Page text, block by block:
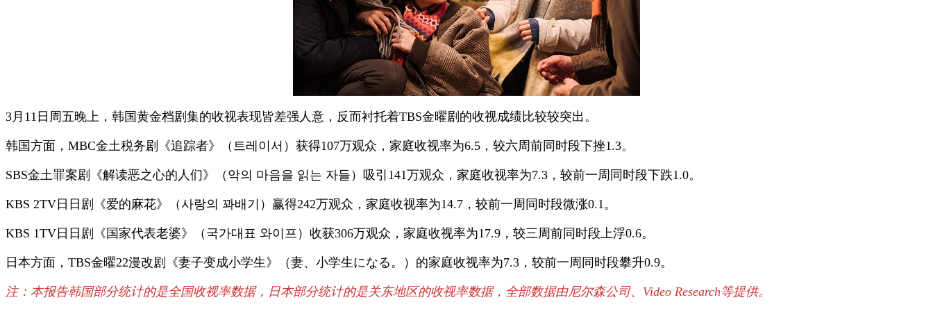
3月11日周五晚上，韩国黄金档剧集的收视表现皆差强人意，反而衬托着TBS金曜剧的收视成绩比较较突出。
韩国方面，MBC金土税务剧《追踪者》（트레이서）获得107万观众，家庭收视率为6.5，较六周前同时段下挫1.3。
SBS金土罪案剧《解读恶之心的人们》（악의 마음을 읽는 자들）吸引141万观众，家庭收视率为7.3，较前一周同时段下跌1.0。
KBS 2TV日日剧《爱的麻花》（사랑의 꽈배기）赢得242万观众，家庭收视率为14.7，较前一周同时段微涨0.1。
KBS 1TV日日剧《国家代表老婆》（국가대표 와이프）收获306万观众，家庭收视率为17.9，较三周前同时段上浮0.6。
日本方面，TBS金曜22漫改剧《妻子变成小学生》（妻、小学生になる。）的家庭收视率为7.3，较前一周同时段攀升0.9。
注：本报告韩国部分统计的是全国收视率数据，日本部分统计的是关东地区的收视率数据，全部数据由尼尔森公司、Video Research等提供。